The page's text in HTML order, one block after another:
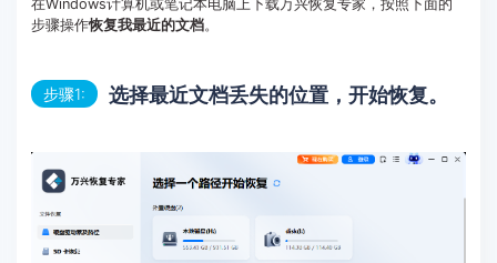
在Windows计算机或笔记本电脑上下载万兴恢复专家，按照下面的
步骤操作恢复我最近的文档。
步骤1: 选择最近文档丢失的位置，开始恢复。